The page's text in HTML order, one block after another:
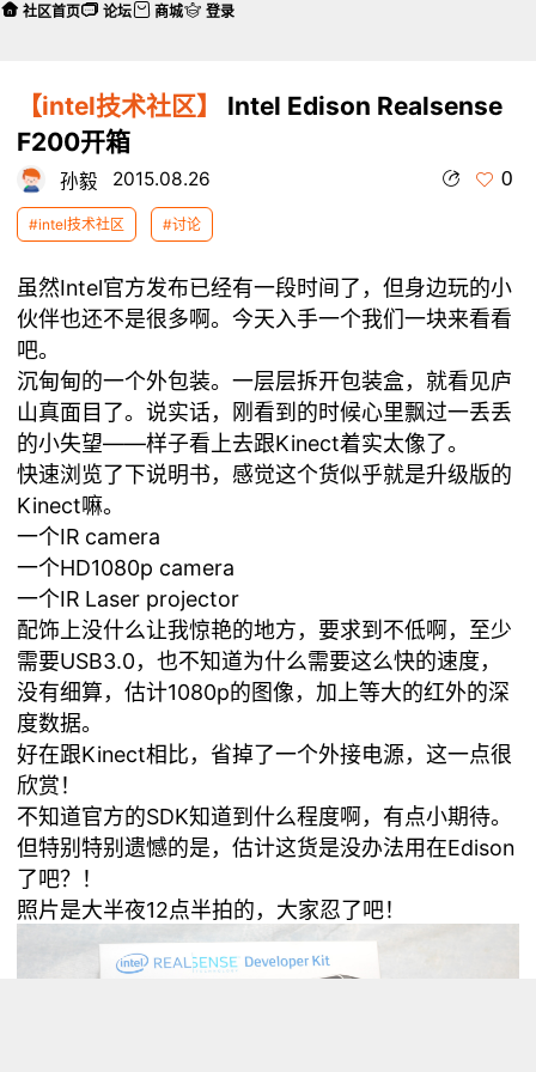
【intel技术社区】
Intel Edison Realsense
F200开箱
孙毅 2015.08.26 0
#intel技术社区 #讨论
虽然Intel官方发布已经有一段时间了，但身边玩的小
伙伴也还不是很多啊。今天入手一个我们一块来看看
吧。
沉甸甸的一个外包装。一层层拆开包装盒，就看见庐
山真面目了。说实话，刚看到的时候心里飘过一丢丢
的小失望——样子看上去跟Kinect着实太像了。
快速浏览了下说明书，感觉这个货似乎就是升级版的
Kinect嘛。
一个IR camera
一个HD1080p camera
一个IR Laser projector
配饰上没什么让我惊艳的地方，要求到不低啊，至少
需要USB3.0，也不知道为什么需要这么快的速度，
没有细算，估计1080p的图像，加上等大的红外的深
度数据。
好在跟Kinect相比，省掉了一个外接电源，这一点很
欣赏！
不知道官方的SDK知道到什么程度啊，有点小期待。
但特别特别遗憾的是，估计这货是没办法用在Edison
了吧？！
照片是大半夜12点半拍的，大家忍了吧！
社区首页 论坛 商城 登录